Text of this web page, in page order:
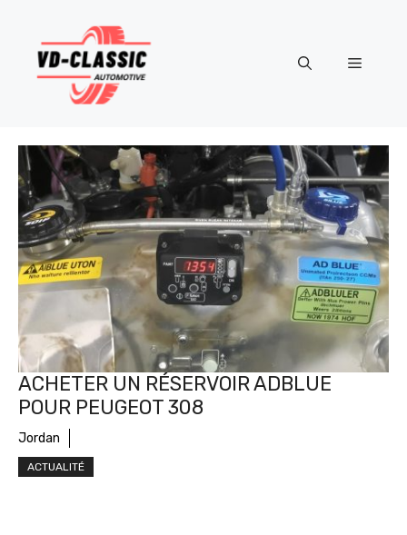
contenu
Menu
ACHETER UN RÉSERVOIR ADBLUE
POUR PEUGEOT 308
Jordan
ACTUALITÉ